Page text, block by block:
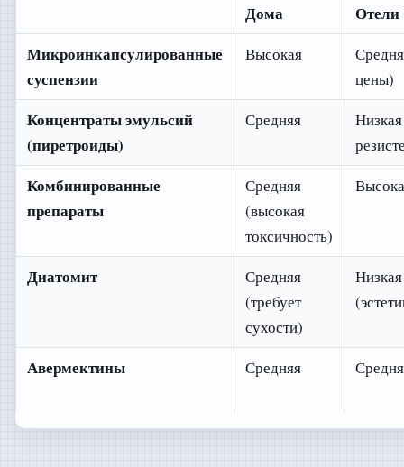
Дома
Отели
Микроинкапсулированные
суспензии
Высокая
цены)
Концентраты эмульсий
(пиретроиды)
Средняя
Комбинированные
препараты
Средняя
(высокая
токсичность)
Диатомит
Средняя
(требует
сухости)
Низкая
Авермектины Средняя